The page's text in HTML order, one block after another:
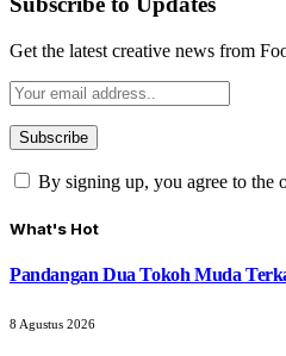
Get the latest creative news from
By signing up, you agree to the
What's Hot
Pandangan Dua Tokoh Muda
8 Agustus 2026